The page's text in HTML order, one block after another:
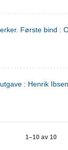
Første bind :
: Henrik
1–10 av 10